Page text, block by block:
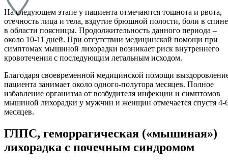
На следующем этапе у пациента отмечаются тошнота и рвота,
отечность лица и тела, вздутие брюшной полости, боли в спине
в области поясницы. Продолжительность данного периода –
около 10-11 дней. При отсутствии медицинской помощи при
симптомах мышиной лихорадки возникает риск внутреннего
кровотечения с последующим летальным исходом.
Благодаря своевременной медицинской помощи
пациента занимает около одного-полутора месяцев. Полное
избавление организма от возбудителя инфекции и симптомов
мышиной лихорадки у мужчин и женщин отмечается спустя 4-
месяцев.
ГЛПС, геморрагическая («мышиная»)
лихорадка с почечным синдромом